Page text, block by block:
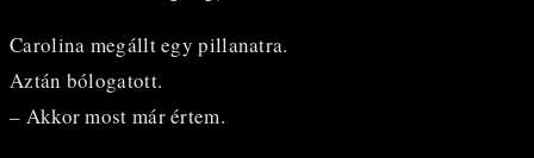
Carolina megállt egy pillanatra.
Aztán bólogatott.
– Akkor most már értem.